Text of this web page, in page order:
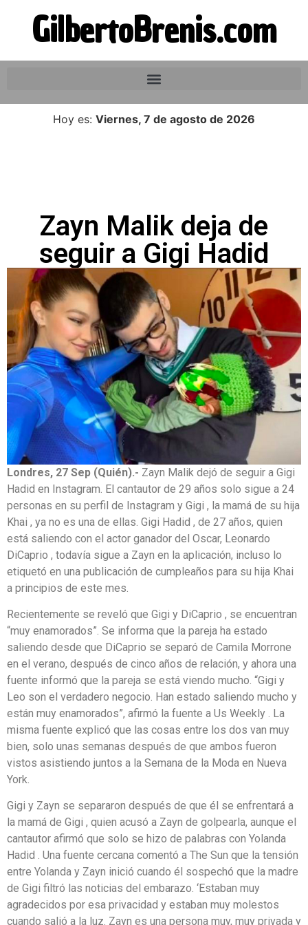
GilbertoBrenis.com
Hoy es: Viernes, 7 de agosto de 2026
Zayn Malik deja de
seguir a Gigi Hadid
Londres, 27 Sep (Quién).- Zayn Malik dejó de seguir a Gigi
Hadid en Instagram. El cantautor de 29 años solo sigue a 24
personas en su perfil de Instagram y Gigi , la mamá de su hija
Khai , ya no es una de ellas. Gigi Hadid , de 27 años, quien
está saliendo con el actor ganador del Oscar, Leonardo
DiCaprio , todavía sigue a Zayn en la aplicación, incluso lo
etiquetó en una publicación de cumpleaños para su hija Khai
a principios de este mes.
Recientemente se reveló que Gigi y DiCaprio , se encuentran
“muy enamorados”. Se informa que la pareja ha estado
saliendo desde que DiCaprio se separó de Camila Morrone
en el verano, después de cinco años de relación, y ahora una
fuente informó que la pareja se está viendo mucho. “Gigi y
Leo son el verdadero negocio. Han estado saliendo mucho y
están muy enamorados”, afirmó la fuente a Us Weekly . La
misma fuente explicó que las cosas entre los dos van muy
bien, solo unas semanas después de que ambos fueron
vistos asistiendo juntos a la Semana de la Moda en Nueva
York.
Gigi y Zayn se separaron después de que él se enfrentará a
la mamá de Gigi , quien acusó a Zayn de golpearla, aunque el
cantautor afirmó que solo se hizo de palabras con Yolanda
Hadid . Una fuente cercana comentó a The Sun que la tensión
entre Yolanda y Zayn inició cuando él sospechó que la madre
de Gigi filtró las noticias del embarazo. ‘Estaban muy
agradecidos por esa privacidad y estaban muy molestos
cuando salió a la luz. Zayn es una persona muy, muy privada y